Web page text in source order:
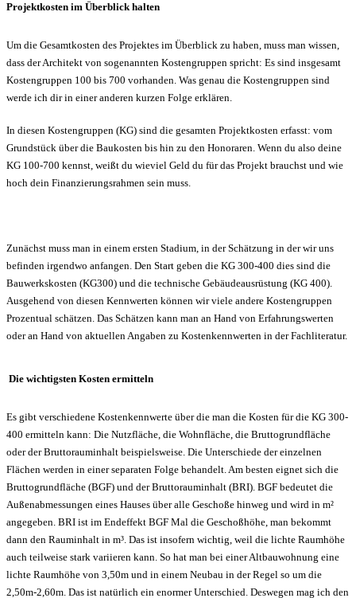
Projektkosten im Überblick halten
Um die Gesamtkosten des Projektes im Überblick zu haben, muss man wissen,
dass der Architekt von sogenannten Kostengruppen spricht: Es sind insgesamt
Kostengruppen 100 bis 700 vorhanden. Was genau die Kostengruppen sind
werde ich dir in einer anderen kurzen Folge erklären.
In diesen Kostengruppen (KG) sind die gesamten Projektkosten erfasst: vom
Grundstück über die Baukosten bis hin zu den Honoraren. Wenn du also deine
KG 100-700 kennst, weißt du wieviel Geld du für das Projekt brauchst und wie
hoch dein Finanzierungsrahmen sein muss.
Zunächst muss man in einem ersten Stadium, in der Schätzung in der wir uns
befinden irgendwo anfangen. Den Start geben die KG 300-400 dies sind die
Bauwerkskosten (KG300) und die technische Gebäudeausrüstung (KG 400).
Ausgehend von diesen Kennwerten können wir viele andere Kostengruppen
Prozentual schätzen. Das Schätzen kann man an Hand von Erfahrungswerten
oder an Hand von aktuellen Angaben zu Kostenkennwerten in der Fachliteratur.
Die wichtigsten Kosten ermitteln
Es gibt verschiedene Kostenkennwerte über die man die Kosten für die KG 300-
400 ermitteln kann: Die Nutzfläche, die Wohnfläche, die Bruttogrundfläche
oder der Bruttorauminhalt beispielsweise. Die Unterschiede der einzelnen
Flächen werden in einer separaten Folge behandelt. Am besten eignet sich die
Bruttogrundfläche (BGF) und der Bruttorauminhalt (BRI). BGF bedeutet die
Außenabmessungen eines Hauses über alle Geschoße hinweg und wird in m²
angegeben. BRI ist im Endeffekt BGF Mal die Geschoßhöhe, man bekommt
dann den Rauminhalt in m³. Das ist insofern wichtig, weil die lichte Raumhöhe
auch teilweise stark variieren kann. So hat man bei einer Altbauwohnung eine
lichte Raumhöhe von 3,50m und in einem Neubau in der Regel so um die
2,50m-2,60m. Das ist natürlich ein enormer Unterschied. Deswegen mag ich den